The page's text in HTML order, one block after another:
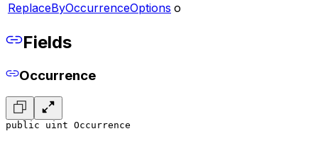
ReplaceByOccurrenceOptions o
Fields
Occurrence
public uint Occurrence